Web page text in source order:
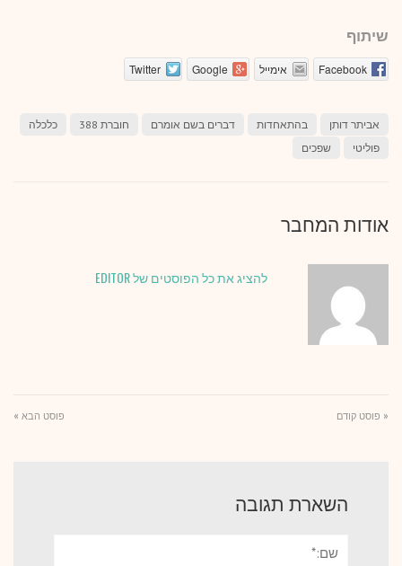
שיתוף
Facebook אימייל Google
Twitter
אביתר דותן בהתאחדות דברים בשם אומרם חוברת 388
כלכלה
פוליטי
שפכים
אודות המחבר
להציג את כל הפוסטים של EDITOR
« פוסט קודם פוסט הבא »
השארת תגובה